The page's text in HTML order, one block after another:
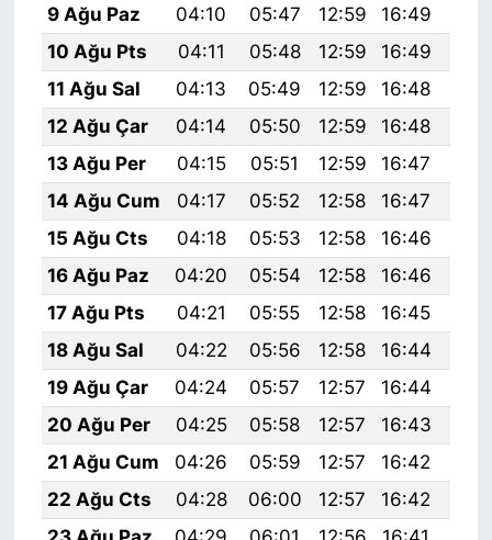
9 Ağu Paz
04:10 05:47 12:59 16:49
10 Ağu Pts
04:11 05:48 12:59 16:49
11 Ağu Sal
04:13 05:49 12:59 16:48
12 Ağu Çar
04:14 05:50 12:59 16:48
13 Ağu Per
04:15 05:51 12:59 16:47
14 Ağu Cum
04:17 05:52 12:58 16:47
15 Ağu Cts
04:18 05:53 12:58 16:46
16 Ağu Paz
04:20 05:54 12:58 16:46
17 Ağu Pts
04:21 05:55 12:58 16:45
18 Ağu Sal
04:22 05:56 12:58 16:44
19 Ağu Çar
04:24 05:57 12:57 16:44
20 Ağu Per
04:25 05:58 12:57 16:43
21 Ağu Cum
04:26 05:59 12:57 16:42
22 Ağu Cts
04:28 06:00 12:57 16:42